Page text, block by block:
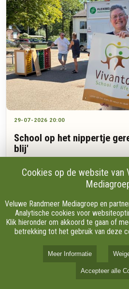
29-07-2026 20:00
School op het nippertje
blij'
Na drie jaar zoeken en meer dan
onderkomen gevonden in Apeldoorn.
waar kinderen zelf bepalen wat en
zelfs tijdelijk vanuit een tent les te
Cookies op de website van
Veluwe Randmeer Mediagroep en
Analytische cookies voor
Klik hieronder om akkoord te gaan of
betrekking tot het gebruik van deze
Meer Informatie
Accepteer alle